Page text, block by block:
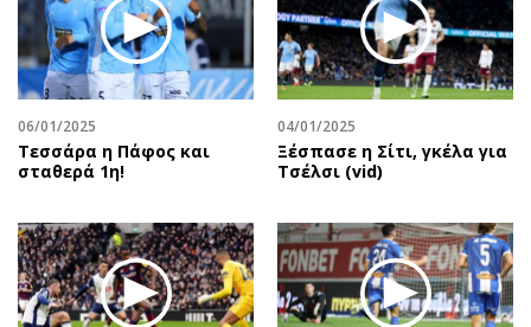
Βιβλίο
Χειρόγραφα
Προσωπικότητες στην ''Κ''
Επιστολές
06/01/2025
Τεσσάρα η Πάφος και
σταθερά 1η!
04/01/2025
Ξέσπασε η Σίτι, γκέλα για
Τσέλσι (vid)